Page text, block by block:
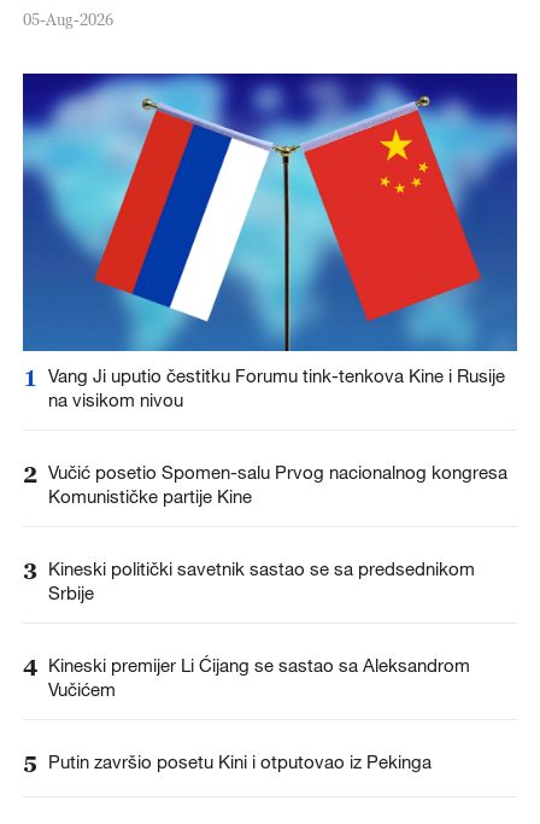
05-Aug-2026
1
Vang Ji uputio čestitku Forumu tink-tenkova Kine i Rusije
na visikom nivou
2 Vučić posetio Spomen-salu Prvog nacionalnog kongresa
Komunističke partije Kine
3 Kineski politički savetnik sastao se sa predsednikom
Srbije
4 Kineski premijer Li Ćijang se sastao sa Aleksandrom
Vučićem
5 Putin završio posetu Kini i otputovao iz Pekinga